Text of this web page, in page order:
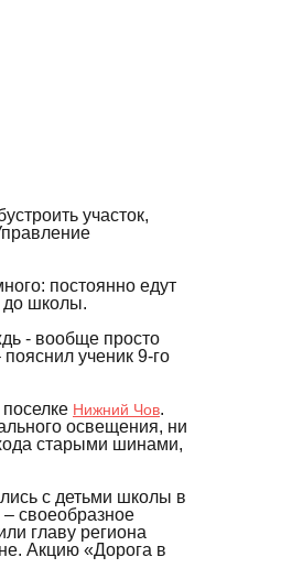
участок,
постоянно едут
до школы.
- вообще просто
ученик 9-го
Нижний Чов.
освещения, ни
старыми шинами,
с детьми школы в
своеобразное
главу региона
Акцию «Дорога в